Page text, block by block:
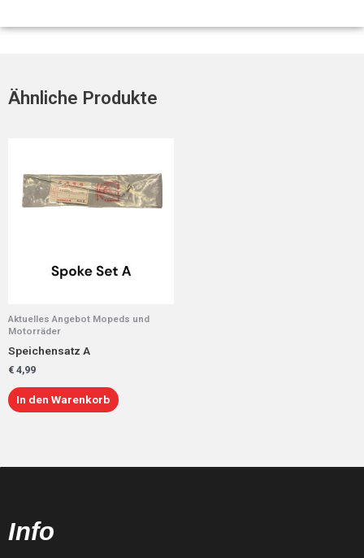
Ähnliche Produkte
Aktuelles Angebot Mopeds und
Motorräder
Speichensatz A
€ 4,99
In den Warenkorb
Info